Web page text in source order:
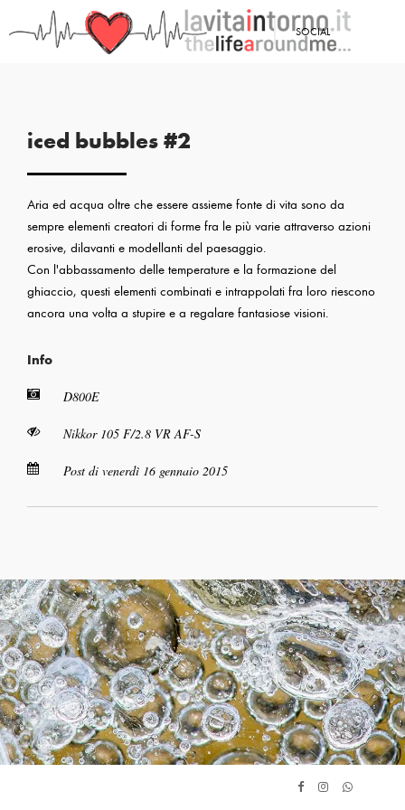
SOCIAL
iced bubbles #2
Aria ed acqua oltre che essere assieme fonte di vita sono da
sempre elementi creatori di forme fra le più varie attraverso azioni
erosive, dilavanti e modellanti del paesaggio.
Con l'abbassamento delle temperature e la formazione del
ghiaccio, questi elementi combinati e intrappolati fra loro riescono
ancora una volta a stupire e a regalare fantasiose visioni.
Info
D800E
Nikkor 105 F/2.8 VR AF-S
Post di venerdì 16 gennaio 2015